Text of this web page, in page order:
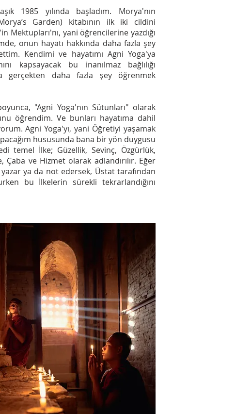
1985 yılında başladım. Morya'nın
Garden) kitabının ilk iki cildini
Mektupları'nı, yani öğrencilerine yazdığı
onun hayatı hakkında daha fazla şey
Kendimi ve hayatımı Agni Yoga'ya
kapsayacak bu inanılmaz bağlılığı
gerçekten daha fazla şey öğrenmek
"Agni Yoga'nın Sütunları" olarak
öğrendim. Ve bunları hayatıma dahil
Agni Yoga'yı, yani Öğretiyi yaşamak
hususunda bana bir yön duygusu
temel İlke; Güzellik, Sevinç, Özgürlük,
Çaba ve Hizmet olarak adlandırılır. Eğer
ya da not edersek, Üstat tarafından
bu İlkelerin sürekli tekrarlandığını